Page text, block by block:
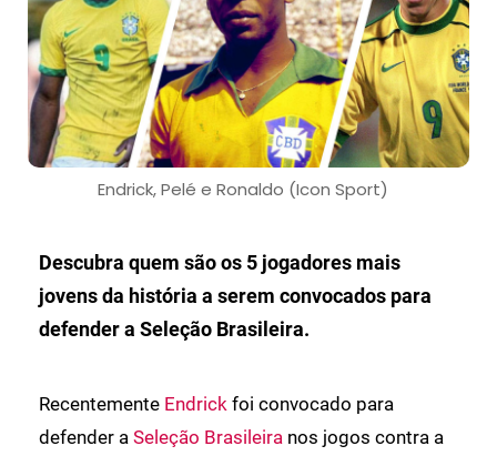
Endrick, Pelé e Ronaldo (Icon Sport)
Descubra quem são os 5 jogadores mais
jovens da história a serem convocados para
defender a Seleção Brasileira.
Recentemente Endrick foi convocado para
defender a Seleção Brasileira nos jogos contra a